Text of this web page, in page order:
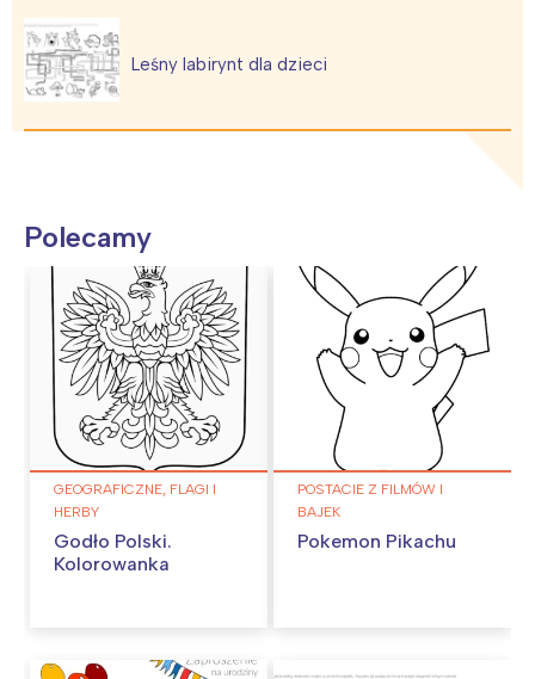
Leśny labirynt dla dzieci
Polecamy
GEOGRAFICZNE, FLAGI I
HERBY
Godło Polski.
Kolorowanka
POSTACIE Z FILMÓW I
BAJEK
Pokemon Pikachu